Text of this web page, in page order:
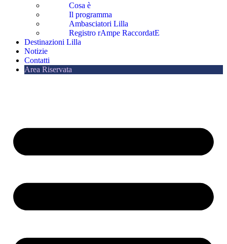
Cosa è
Il programma
Ambasciatori Lilla
Registro rAmpe RaccordatE
Destinazioni Lilla
Notizie
Contatti
Area Riservata